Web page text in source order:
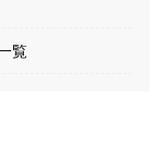
覧